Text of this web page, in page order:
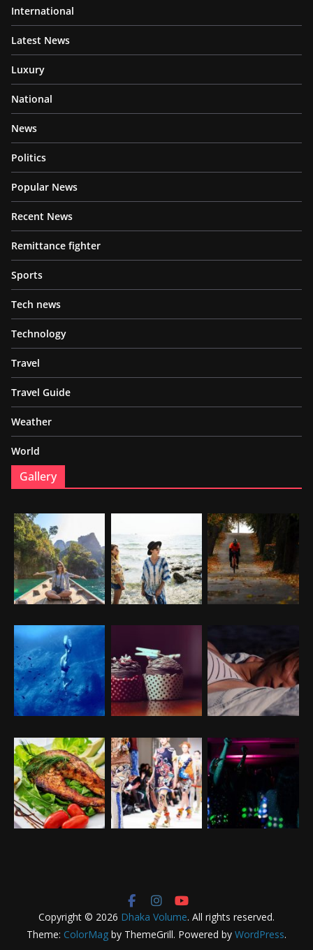
International
Latest News
Luxury
National
News
Politics
Popular News
Recent News
Remittance fighter
Sports
Tech news
Technology
Travel
Travel Guide
Weather
World
Gallery
Copyright © 2026 Dhaka Volume. All rights reserved.
Theme: ColorMag by ThemeGrill. Powered by WordPress.